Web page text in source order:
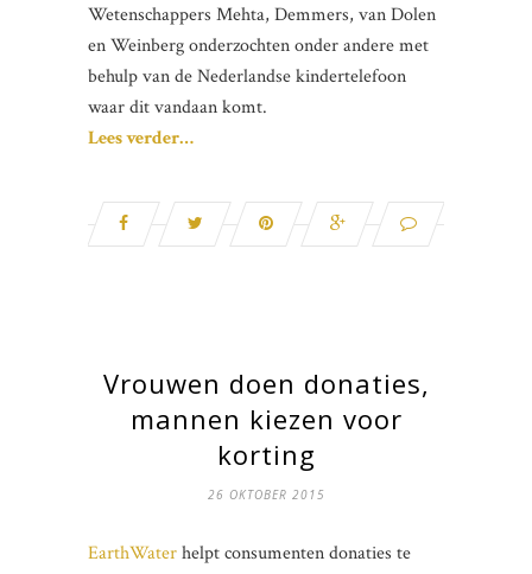
Wetenschappers Mehta, Demmers, van Dolen
en Weinberg onderzochten onder andere met
behulp van de Nederlandse kindertelefoon
waar dit vandaan komt.
Lees verder…
Vrouwen doen donaties,
mannen kiezen voor
korting
26 OKTOBER 2015
EarthWaterhelpt consumenten donaties te